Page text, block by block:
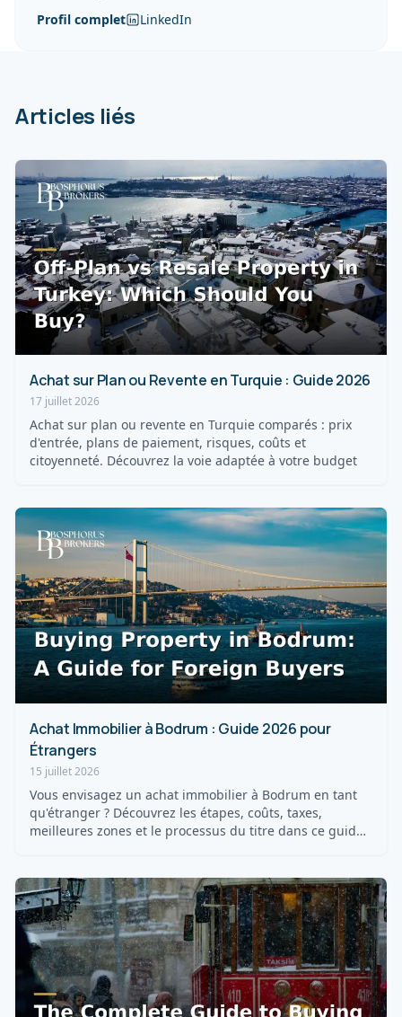
Profil complet
LinkedIn
Articles liés
Achat sur Plan ou Revente en Turquie : Guide 2026
17 juillet 2026
Achat sur plan ou revente en Turquie comparés : prix
d'entrée, plans de paiement, risques, coûts et
citoyenneté. Découvrez la voie adaptée à votre budget
Achat Immobilier à Bodrum : Guide 2026 pour
Étrangers
15 juillet 2026
Vous envisagez un achat immobilier à Bodrum en tant
qu'étranger ? Découvrez les étapes, coûts, taxes,
meilleures zones et le processus du titre dans ce guide